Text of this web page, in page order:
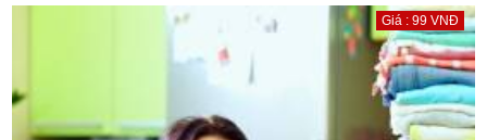
Giá : 99 VNĐ